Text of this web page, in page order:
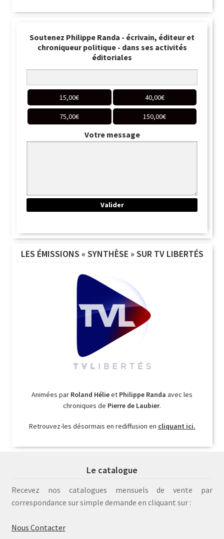
Soutenez Philippe Randa - écrivain, éditeur et
chroniqueur politique - dans ses activités
éditoriales
15,00€ 40,00€
75,00€ 150,00€
Votre message
LES ÉMISSIONS « SYNTHÈSE » SUR TV LIBERTÉS
Animées par Roland Hélieet Philippe Randa avec les
chroniques de Pierre de Laubier.
Retrouvez-les désormais en rediffusion en cliquant ici.
Le catalogue
Recevez nos catalogues mensuels de vente par
correspondance sur simple demande en cliquant sur :
Nous Contacter